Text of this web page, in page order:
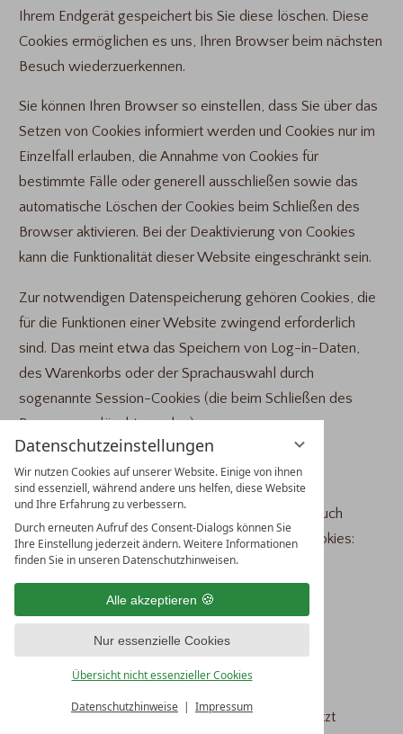
Datenschutzeinstellungen
Wir nutzen Cookies auf unserer Website. Einige von ihnen
sind essenziell, während andere uns helfen, diese Website
und Ihre Erfahrung zu verbessern.
Durch erneuten Aufruf des Consent-Dialogs können Sie
Ihre Einstellung jederzeit ändern. Weitere Informationen
finden Sie in unseren Datenschutzhinweisen.
Alle akzeptieren
Nur essenzielle Cookies
Übersicht nicht essenzieller Cookies
Datenschutzhinweise Impressum
Ihrem Endgerät gespeichert bis Sie diese löschen. Diese
Cookies ermöglichen es uns, Ihren Browser beim nächsten
Besuch wiederzuerkennen.
Sie können Ihren Browser so einstellen, dass Sie über das
Setzen von Cookies informiert werden und Cookies nur im
Einzelfall erlauben, die Annahme von Cookies für
bestimmte Fälle oder generell ausschließen sowie das
automatische Löschen der Cookies beim Schließen des
Browser aktivieren. Bei der Deaktivierung von Cookies
kann die Funktionalität dieser Website eingeschränkt sein.
Zur notwendigen Datenspeicherung gehören Cookies, die
für die Funktionen einer Website zwingend erforderlich
sind. Das meint etwa das Speichern von Log-in-Daten,
des Warenkorbs oder der Sprachauswahl durch
sogenannte Session-Cookies (die beim Schließen des
Browsers gelöscht werden).
Als nicht notwendige Cookies werden dagegen
Textdateien angesehen, die nicht allein der
Funktionsfähigkeit der Website dienen, sondern auch
andere Daten erheben. Dazu zählen folgende Cookies:
Tracking-Cookies
Targeting-Cookies
Analyse-Cookies
Cookies von Social-Media-Websites
Notwendige Cookies dürfen von Anfang an gesetzt